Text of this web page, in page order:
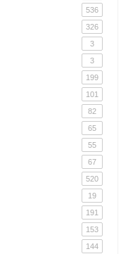
536
326
3
3
199
101
82
65
55
67
520
19
191
153
144